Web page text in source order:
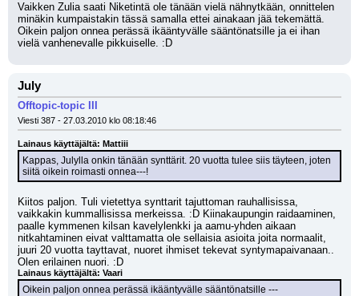
Vaikken Zulia saati Niketintä ole tänään vielä nähnytkään, onnittelen
minäkin kumpaistakin tässä samalla ettei ainakaan jää tekemättä.
Oikein paljon onnea perässä ikääntyvälle sääntönatsille ja ei ihan
vielä vanhenevalle pikkuiselle. :D
July
Offtopic-topic III
Viesti 387 - 27.03.2010 klo 08:18:46
Lainaus käyttäjältä: Mattiii
Kappas, Julylla onkin tänään synttärit. 20 vuotta tulee siis täyteen, joten
siitä oikein roimasti onnea---!
Kiitos paljon. Tuli vietettya synttarit tajuttoman rauhallisissa,
vaikkakin kummallisissa merkeissa. :D Kiinakaupungin raidaaminen,
paalle kymmenen kilsan kavelylenkki ja aamu-yhden aikaan
nitkahtaminen eivat valttamatta ole sellaisia asioita joita normaalit,
juuri 20 vuotta tayttavat, nuoret ihmiset tekevat syntymapaivanaan..
Olen erilainen nuori. :D
Lainaus käyttäjältä: Vaari
Oikein paljon onnea perässä ikääntyvälle sääntönatsille ---